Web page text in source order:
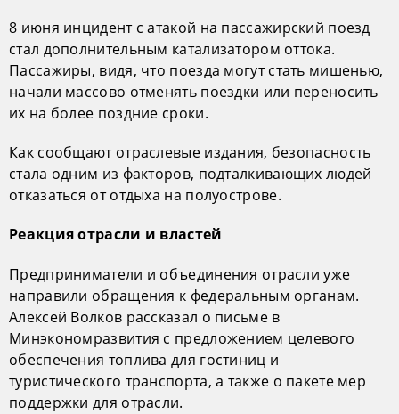
8 июня инцидент с атакой на пассажирский поезд
стал дополнительным катализатором оттока.
Пассажиры, видя, что поезда могут стать мишенью,
начали массово отменять поездки или переносить
их на более поздние сроки.
Как сообщают отраслевые издания, безопасность
стала одним из факторов, подталкивающих людей
отказаться от отдыха на полуострове.
Реакция отрасли и властей
Предприниматели и объединения отрасли уже
направили обращения к федеральным органам.
Алексей Волков рассказал о письме в
Минэкономразвития с предложением целевого
обеспечения топлива для гостиниц и
туристического транспорта, а также о пакете мер
поддержки для отрасли.